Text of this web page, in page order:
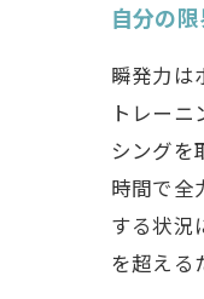
自分の
瞬発力は
トレー
シングを
時間で全
する状況
を超える